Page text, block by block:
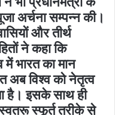
अर्चना सम्पन्न की।
और तीर्थ
ने कहा कि
में भारत का मान
अब विश्व को नेतृत्व
है। इसके साथ ही
स्फूर्त तरीके से